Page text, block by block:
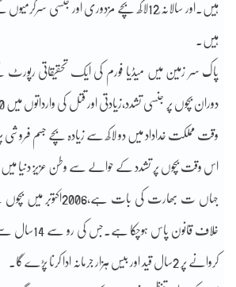
ہیں۔اور سالانہ ٍ12لاکھ بچے مزدوری اور
ہیں۔
پاک سر زمین میں میڈیا فورم کی ایک تحقیقاتی
وقت مملکت خداداد میں دو لاکھ سے زیادہ بچے جسم فروشی پر
اس وقت بچوں پر تشدد کے حوالے سے وطن عزیز دنیا میں
جہاں ت بھارت کی بات
خلاف قانون پاس
کروانے پر 2سال قید اور بیس ہزار جرمانہ ادا کرنا پڑے گا۔